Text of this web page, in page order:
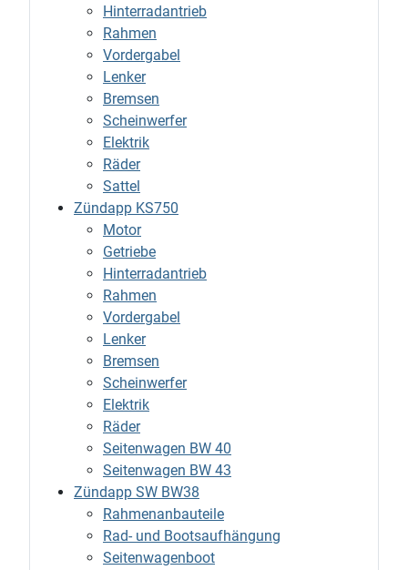
Hinterradantrieb
Rahmen
Vordergabel
Lenker
Bremsen
Scheinwerfer
Elektrik
Räder
Sattel
Zündapp KS750
Motor
Getriebe
Hinterradantrieb
Rahmen
Vordergabel
Lenker
Bremsen
Scheinwerfer
Elektrik
Räder
Seitenwagen BW 40
Seitenwagen BW 43
Zündapp SW BW38
Rahmenanbauteile
Rad- und Bootsaufhängung
Seitenwagenboot